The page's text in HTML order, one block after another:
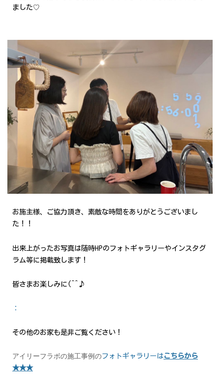
ました♡
お施主様、ご協力頂き、素敵な時間をありがとうございまし
た！！
出来上がったお写真は随時HPのフォトギャラリーやインスタグ
ラム等に掲載致します！
皆さまお楽しみに(^^♪
：
その他のお家も是非ご覧ください！
アイリーフラボの施工事例のフォトギャラリーはこちらから
★★★